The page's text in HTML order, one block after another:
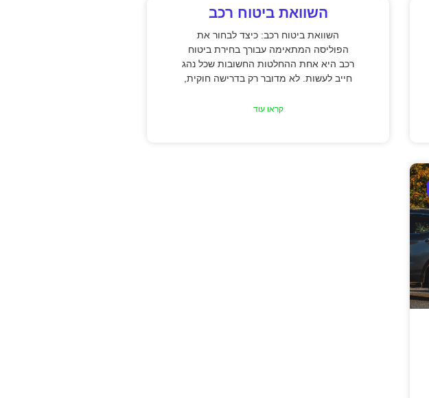
השוואת ביטוח רכב
השוואת ביטוח רכב: כיצד לבחור את
הפוליסה המתאימה עבורך בחירת ביטוח
רכב היא אחת ההחלטות החשובות שכל נהג
חייב לעשות. לא מדובר רק בדרישה חוקית,
קראו עוד